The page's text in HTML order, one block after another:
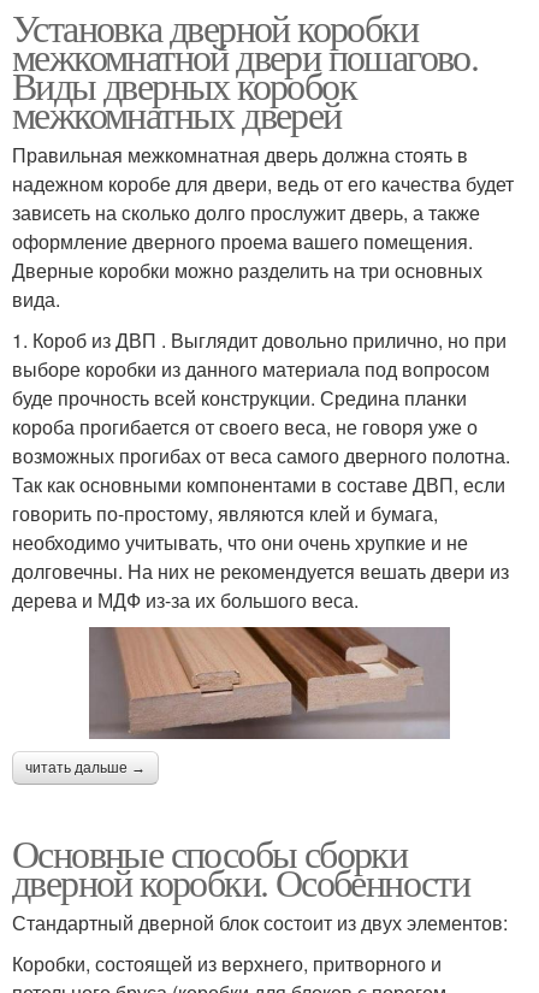
Установка дверной коробки
межкомнатной двери пошагово.
Виды дверных коробок
межкомнатных дверей
Правильная межкомнатная дверь должна стоять в
надежном коробе для двери, ведь от его качества будет
зависеть на сколько долго прослужит дверь, а также
оформление дверного проема вашего помещения.
Дверные коробки можно разделить на три основных
вида.
1. Короб из ДВП . Выглядит довольно прилично, но при
выборе коробки из данного материала под вопросом
буде прочность всей конструкции. Средина планки
короба прогибается от своего веса, не говоря уже о
возможных прогибах от веса самого дверного полотна.
Так как основными компонентами в составе ДВП, если
говорить по-простому, являются клей и бумага,
необходимо учитывать, что они очень хрупкие и не
долговечны. На них не рекомендуется вешать двери из
дерева и МДФ из-за их большого веса.
читать дальше →
Основные способы сборки
дверной коробки. Особенности
Стандартный дверной блок состоит из двух элементов:
Коробки, состоящей из верхнего, притворного и